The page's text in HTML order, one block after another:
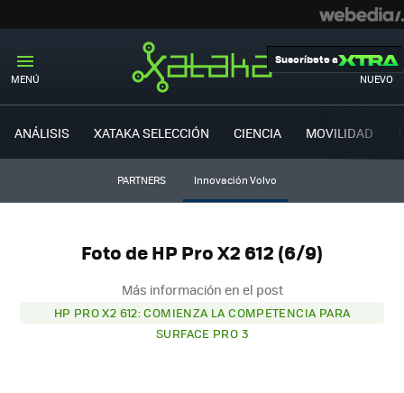
MENÚ NUEVO
Suscríbete a
ANÁLISIS XATAKA SELECCIÓN CIENCIA MOVILIDAD
PARTNERS Innovación Volvo
Foto de HP Pro X2 612 (6/9)
Más información en el post
HP PRO X2 612: COMIENZA LA COMPETENCIA PARA
SURFACE PRO 3